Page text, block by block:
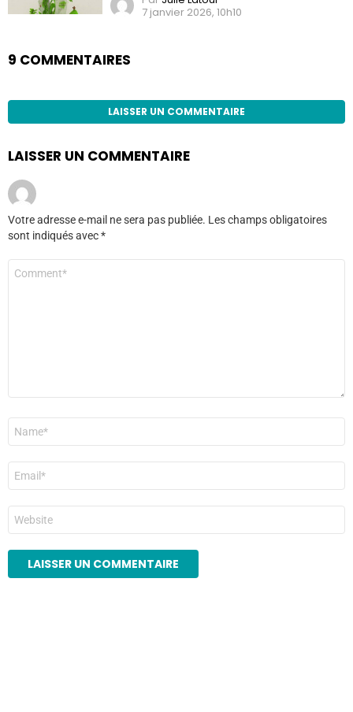
7 janvier 2026, 10h10
9 COMMENTAIRES
LAISSER UN COMMENTAIRE
LAISSER UN COMMENTAIRE
Votre adresse e-mail ne sera pas publiée. Les champs obligatoires
sont indiqués avec*
mail
*
Site
web